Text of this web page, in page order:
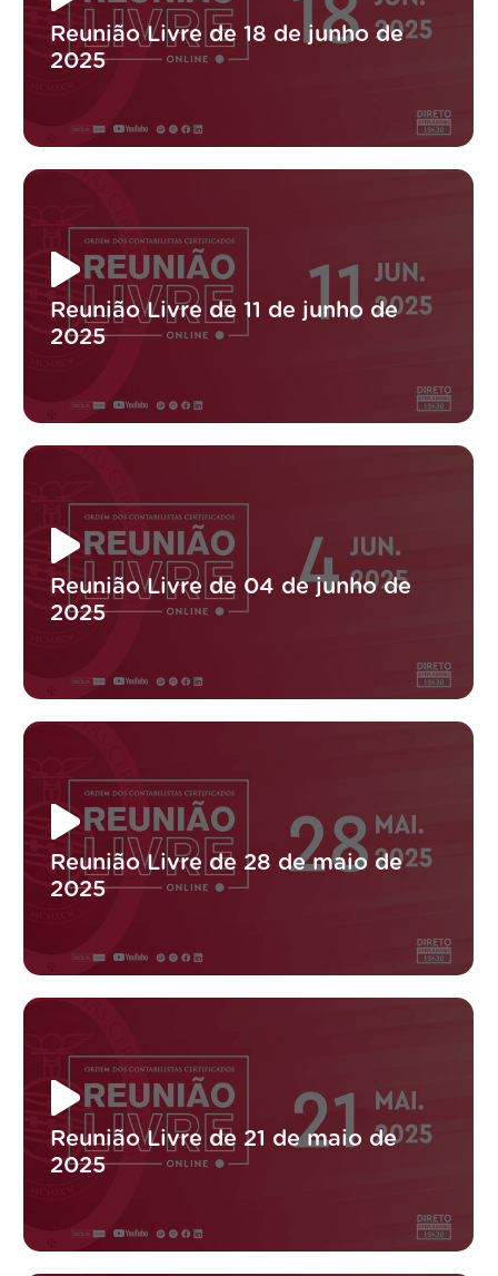
Reunião Livre de 18 de junho de
2025
Reunião Livre de 11 de junho de
2025
Reunião Livre de 04 de junho de
2025
Reunião Livre de 28 de maio de
2025
Reunião Livre de 21 de maio de
2025